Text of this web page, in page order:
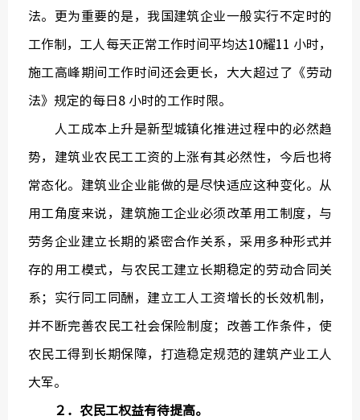
法。更为重要的是，我国建筑企业一般实行不定时的
工作制，工人每天正常工作时间平均达10耀11 小时，
施工高峰期间工作时间还会更长，大大超过了《劳动
法》规定的每日8 小时的工作时限。
人工成本上升是新型城镇化推进过程中的必然趋
势，建筑业农民工工资的上涨有其必然性，今后也将
常态化。建筑业企业能做的是尽快适应这种变化。从
用工角度来说，建筑施工企业必须改革用工制度，与
劳务企业建立长期的紧密合作关系，采用多种形式并
存的用工模式，与农民工建立长期稳定的劳动合同关
系；实行同工同酬，建立工人工资增长的长效机制，
并不断完善农民工社会保险制度；改善工作条件，使
农民工得到长期保障，打造稳定规范的建筑产业工人
大军。
２．农民工权益有待提高。